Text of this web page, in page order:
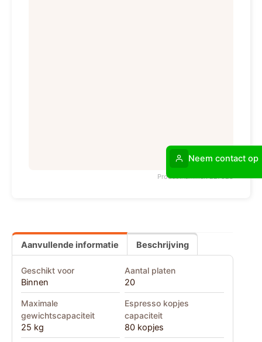
Productnummer: 227528
Aanvullende informatie Beschrijving
Geschikt voor
Binnen
Aantal platen
20
Maximale
gewichtscapaciteit
25 kg
Espresso kopjes
capaciteit
80 kopjes
Neem contact op